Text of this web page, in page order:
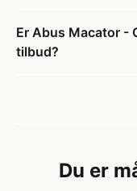
Er Abus Macator -
tilbud?
Du er